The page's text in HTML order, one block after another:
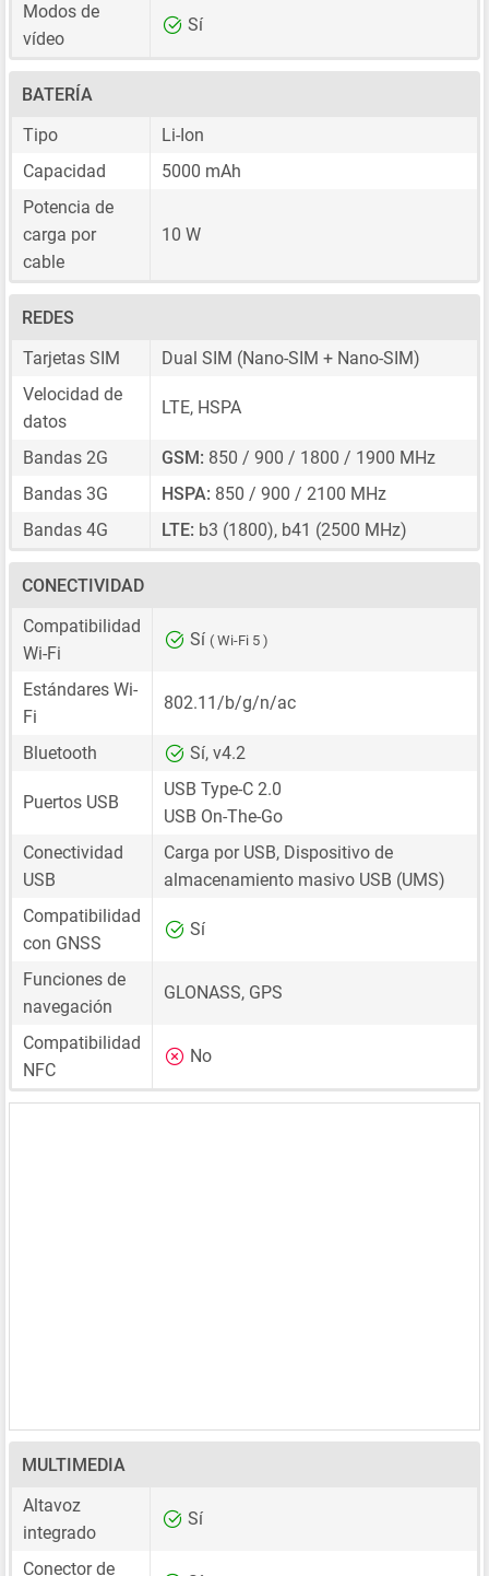
Modos de
vídeo
Sí
BATERÍA
Tipo
Li-Ion
Capacidad
5000 mAh
Potencia de
carga por
cable
10 W
REDES
Tarjetas SIM
Dual SIM (Nano-SIM + Nano-SIM)
Velocidad de
datos
LTE, HSPA
Bandas 2G GSM: 850 / 900 / 1800 / 1900 MHz
Bandas 3G
HSPA: 850 / 900 / 2100 MHz
Bandas 4G
LTE: b3 (1800), b41 (2500 MHz)
CONECTIVIDAD
Compatibilidad
Wi-Fi
Sí ( Wi-Fi 5 )
Estándares Wi-
Fi
802.11/b/g/n/ac
Bluetooth Sí, v4.2
Puertos USB
USB Type-C 2.0
USB On-The-Go
Conectividad
USB
Carga por USB, Dispositivo de
almacenamiento masivo USB (UMS)
Compatibilidad
con GNSS
Sí
Funciones de
navegación
GLONASS, GPS
Compatibilidad
NFC
No
MULTIMEDIA
Altavoz
integrado
Sí
Conector de